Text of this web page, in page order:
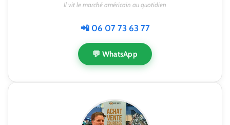
Il vit le marché américain au quotidien
📲 06 07 73 63 77
💬 WhatsApp